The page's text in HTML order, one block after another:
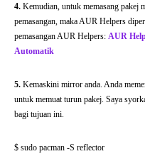
4. Kemudian, untuk memasang pakej
pemasangan, maka AUR Helpers
pemasangan AUR Helpers: AUR
Automatik
5. Kemaskini mirror anda. Anda
untuk memuat turun pakej. Saya
bagi tujuan ini.
$ sudo pacman -S reflector